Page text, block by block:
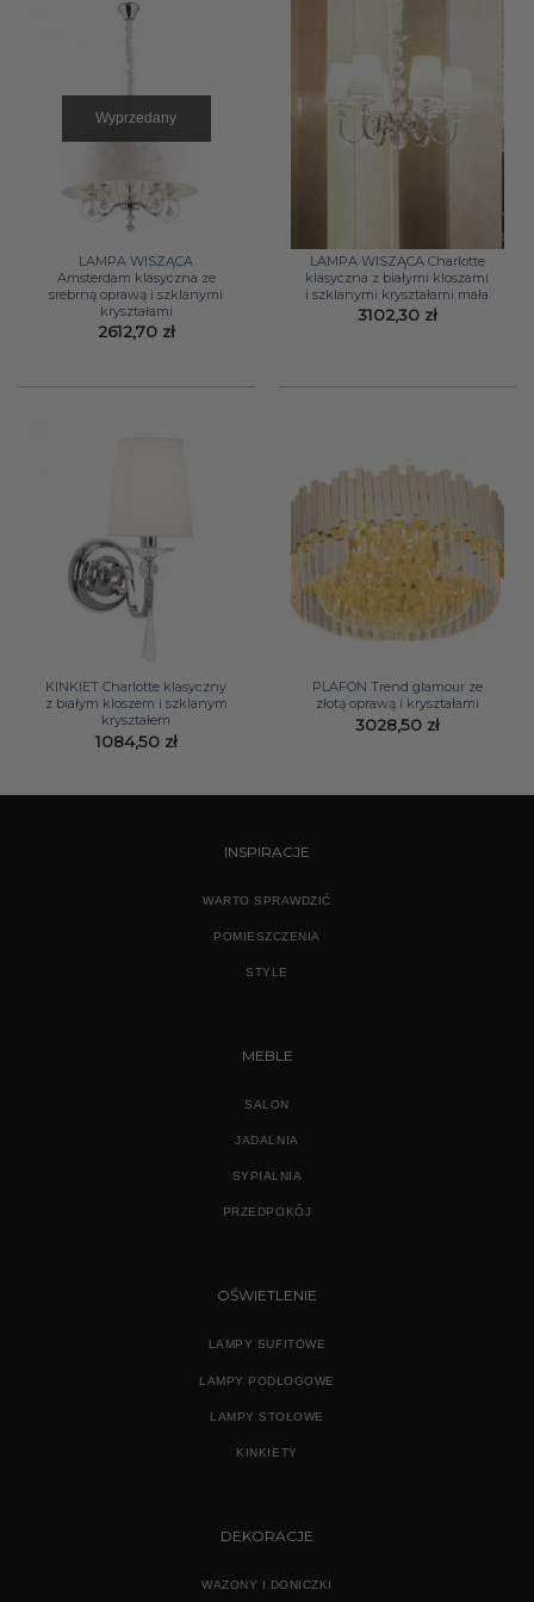
Wyprzedany
LAMPA WISZĄCA
Amsterdam klasyczna ze
srebrną oprawą i szklanymi
kryształami
2612,70 zł
LAMPA WISZĄCA Charlotte
klasyczna z białymi kloszami
i szklanymi kryształami mała
3102,30 zł
KINKIET Charlotte klasyczny
z białym kloszem i szklanym
kryształem
1084,50 zł
PLAFON Trend glamour ze
złotą oprawą i kryształami
3028,50 zł
INSPIRACJE
WARTO SPRAWDZIĆ
POMIESZCZENIA
STYLE
MEBLE
SALON
JADALNIA
SYPIALNIA
PRZEDPOKÓJ
OŚWIETLENIE
LAMPY SUFITOWE
LAMPY PODŁOGOWE
LAMPY STOŁOWE
KINKIETY
DEKORACJE
WAZONY I DONICZKI